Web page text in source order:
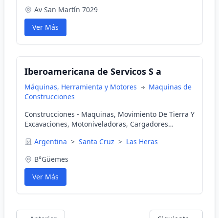
Av San Martín 7029
Ver Más
Iberoamericana de Servicos S a
Máquinas, Herramienta y Motores
Maquinas de
Construcciones
Construcciones - Maquinas, Movimiento De Tierra Y
Excavaciones, Motoniveladoras, Cargadores
Argentina > Santa Cruz > Las Heras
B°Güemes
Ver Más